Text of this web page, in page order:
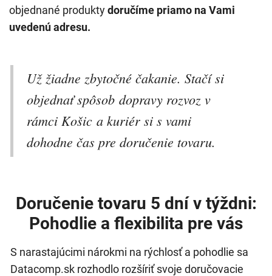
objednané produktydoručíme priamo na Vami
uvedenú adresu.
Už žiadne zbytočné čakanie. Stačí si
objednať spôsob dopravy rozvoz v
rámci Košic a kuriér si s vami
dohodne čas pre doručenie tovaru.
Doručenie tovaru 5 dní v týždni:
Pohodlie a flexibilita pre vás
S narastajúcimi nárokmi na rýchlosť a pohodlie sa
Datacomp.sk rozhodlo rozšíriť svoje doručovacie